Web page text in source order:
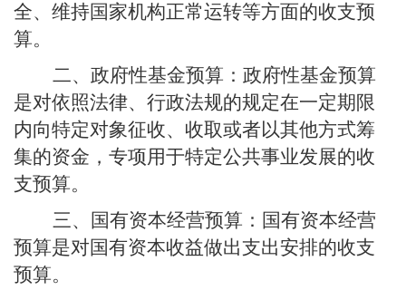
全、维持国家机构正常运转等方面的收支预
算。
二、政府性基金预算： 政府性基金预算
是对依照法律、行政法规的规定在一定期限
内向特定对象征收、收取或者以其他方式筹
集的资金，专项用于特定公共事业发展的收
支预算。
三、国有资本经营预算 ：国有资本经营
预算是对国有资本收益做出支出安排的收支
预算。